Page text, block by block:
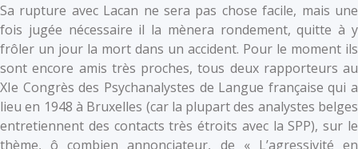
Sa rupture avec Lacan ne sera pas chose facile, mais une
fois jugée nécessaire il la mènera rondement, quitte à y
frôler un jour la mort dans un accident. Pour le moment ils
sont encore amis très proches, tous deux rapporteurs au
XIe Congrès des Psychanalystes de Langue française qui a
lieu en 1948 à Bruxelles (car la plupart des analystes belges
entretiennent des contacts très étroits avec la SPP), sur le
thème, ô combien annonciateur, de « L’agressivité en